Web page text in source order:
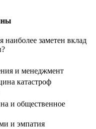
наиболее заметен вклад
и менеджмент
катастроф
и общественное
и эмпатия